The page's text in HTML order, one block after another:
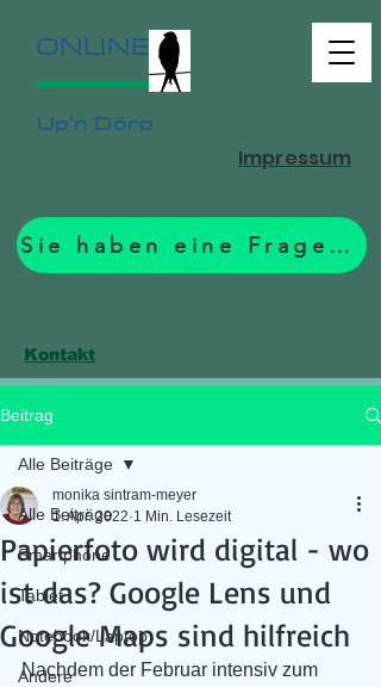
ONLINE
Up'n Dörp
Sie haben eine Frage? Zum Formular.
Impressum
Kontakt
Beitrag
Alle Beiträge
Smartphone
Tablet
Notebook/Laptop
Andere
Alle Beiträge
Papierfoto wird digital - wo
ist das? Google Lens und
Google Maps sind hilfreich
monika sintram-meyer
1. Apr. 2022 1 Min. Lesezeit
Nachdem der Februar intensiv zum